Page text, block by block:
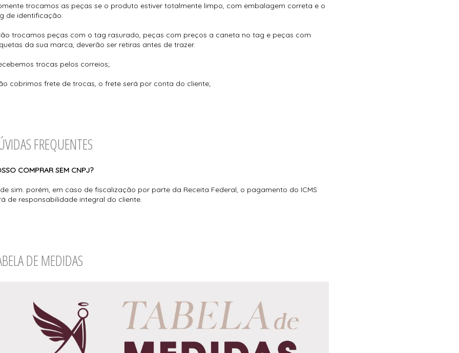
trocamos as peças se o produto estiver totalmente limpo, com embalagem correta e o
de identificação.
trocamos peças com o tag rasurado, peças com preços a caneta no tag e peças com
da sua marca, deverão ser retiras antes de trazer.
trocas pelos correios;
cobrimos frete de trocas, o frete será por conta do cliente;
FREQUENTES
COMPRAR SEM CNPJ?
sim. porém, em caso de fiscalização por parte da Receita Federal, o pagamento do ICMS
de responsabilidade integral do cliente.
DE MEDIDAS